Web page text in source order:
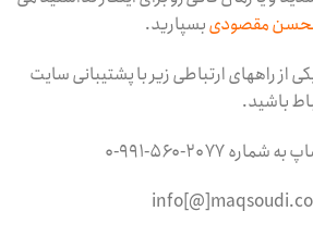
مقصودیبسپارید.
از راههای ارتباطی زیر با پشتیبانی سایت
باشید.
۲۰۷۷-۵۶۰-۹۹۱-۰